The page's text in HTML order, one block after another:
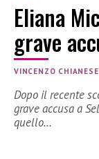
Eliana
grave
VINCENZO CHIANESE
Dopo il recente
grave accusa a
quello…